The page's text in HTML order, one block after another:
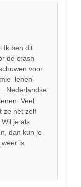
Ik ben dit
de crash
voor
lenen-
Nederlandse
Veel
ze het zelf
Wil je als
dan kun je
is